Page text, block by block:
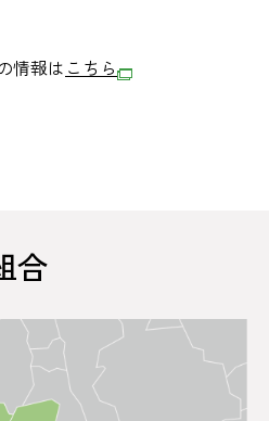
情報は こちら
合